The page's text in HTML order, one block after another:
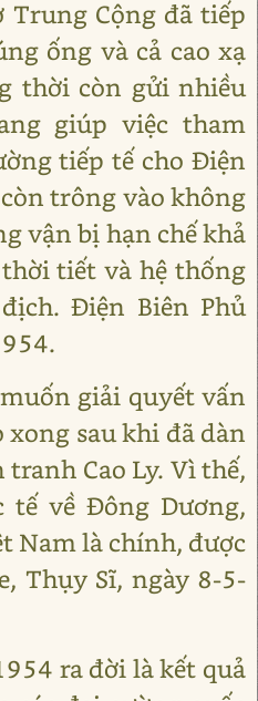
Trung Cộng đã tiếp
ống và cả cao xạ
thời còn gửi nhiều
giúp việc tham
tiếp tế cho Điện
trông vào không
vận bị hạn chế khả
tiết và hệ thống
Điện Biên Phủ
giải quyết vấn
sau khi đã dàn
Cao Ly. Vì thế,
về Đông Dương,
Nam là chính, được
Thụy Sĩ, ngày 8-5-
ra đời là kết quả